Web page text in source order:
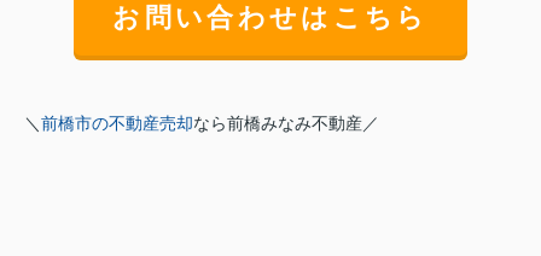
お問い合わせはこちら
＼ 前橋市の不動産売却なら前橋みなみ不動産／